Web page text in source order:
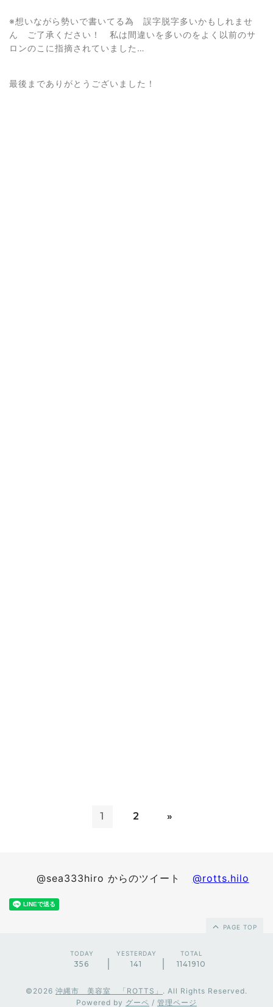
※想いながら勢いで書いてる為 誤字脱字多いかもしれませ
ん ご了承ください！ 私は間違いを多いのをよく以前のサ
ロンのこに指摘されていました…
最後までありがとうございました！
1 2 »
@sea333hiro からのツイート @rotts.hilo
PAGE TOP
TODAY
356
YESTERDAY
141
TOTAL
1141910
©2026 沖縄市 美容室 「ROTTS」 . All Rights Reserved.
Powered by グーペ / 管理ページ